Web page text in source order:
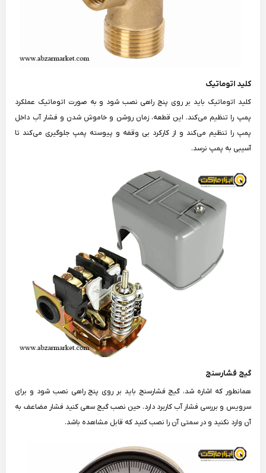
کلید اتوماتیک
کلید اتوماتیک باید بر روی پنج راهی نصب شود و به صورت اتوماتیک عملکرد
پمپ را تنظیم می‌کند. این قطعه، زمان روشن و خاموش شدن و فشار آب داخل
پمپ را تنظیم می‌کند و از کارکرد بی وقفه و پیوسته پمپ جلوگیری می‌کند تا
آسیبی به پمپ نرسد.
گیج فشارسنج
همانطور که اشاره شد، گیج فشارسنج باید بر روی پنج راهی نصب شود و برای
سرویس و بررسی فشار آب کاربرد دارد. حین نصب گیج سعی کنید فشار مضاعف به
آن وارد نکنید و در سمتی آن را نصب کنید که قابل مشاهده باشد.